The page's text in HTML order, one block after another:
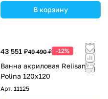
В корзину
43 551 ₽49 490 ₽ -12%
Ванна акриловая Relisan
Polina 120х120
Арт. 11125